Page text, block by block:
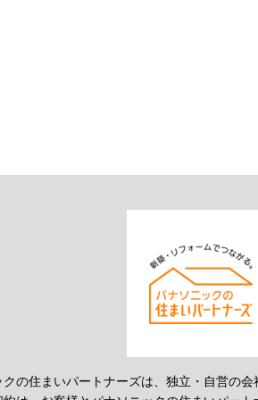
の住まいパートナーズは、独立・自営の会